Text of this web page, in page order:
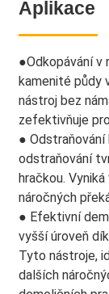
Aplikace
●Odkopávání v
kamenité půdy
nástroj bez
zefektivňuje
● Odstraňování
odstraňování
hračkou.
náročných
● Efektivní
vyšší úroveň
Tyto nástroje,
dalších